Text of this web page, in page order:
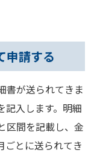
申請する
書が送られてきま
記入します。明細
区間を記載し、金
ごとに送られてき